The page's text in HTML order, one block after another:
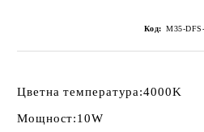
Код: M35-
Цветна температура:4000K
Мощност:10W